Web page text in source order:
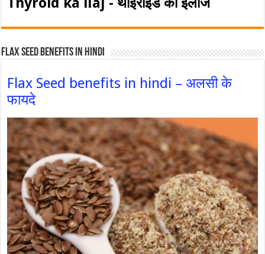
Flax Seed Benefits in hindi
Flax Seed benefits in hindi – अलसी के
फायदे